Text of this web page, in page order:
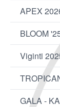
APEX
BLOOM
Viginti
GALA -